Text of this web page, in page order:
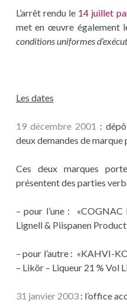
L’arrêt rendu le 14 juillet
met en œuvre également
conditions uniformes
Les dates
19 décembre 2001 :
deux demandes de marque
Ces deux marques
présentent des parties
– pour l’une :
Lignell & Piispanen
– pour l’autre : «KAHVI-
– Likör – Liqueur 21 % Vol
31 janvier 2003: l’office